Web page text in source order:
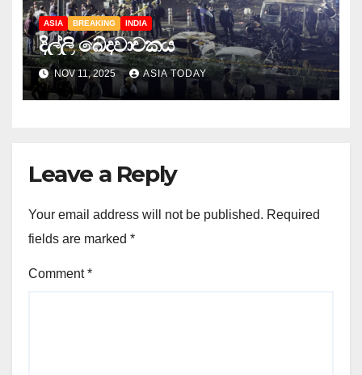
ASIA BREAKING INDIA
දිල්ලි ඛේදවාචකය
NOV 11, 2025 ASIA TODAY
Leave a Reply
Your email address will not be published. Required
fields are marked *
Comment*